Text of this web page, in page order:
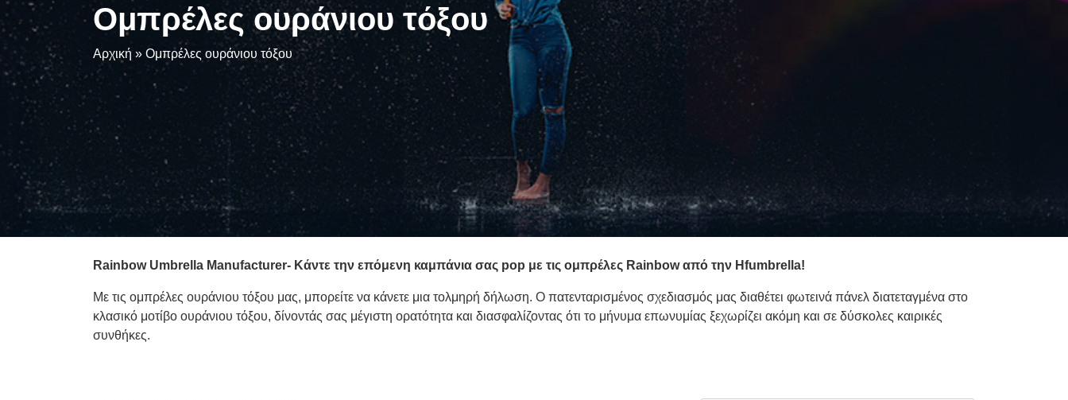
Ομπρέλες ουράνιου τόξου
Αρχική » Ομπρέλες ουράνιου τόξου
Rainbow Umbrella Manufacturer- Κάντε την επόμενη καμπάνια σας pop με τις ομπρέλες Rainbow από την Hfumbrella!
Με τις ομπρέλες ουράνιου τόξου μας, μπορείτε να κάνετε μια τολμηρή δήλωση. Ο πατενταρισμένος σχεδιασμός μας διαθέτει φωτεινά πάνελ διατεταγμένα στο
κλασικό μοτίβο ουράνιου τόξου, δίνοντάς σας μέγιστη ορατότητα και διασφαλίζοντας ότι το μήνυμα επωνυμίας ξεχωρίζει ακόμη και σε δύσκολες καιρικές
συνθήκες.